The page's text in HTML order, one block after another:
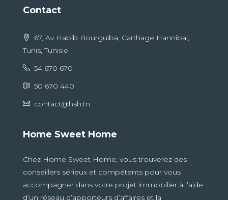
Contact
67, Av Habib Bourguiba, Carthage Hannibal,
Tunis, Tunisie
54 670 670
50 670 440
contact@hsh.tn
Home Sweet Home
Chez Home Sweet Home, vous trouverez des
conseillers sérieux et compétents pour vous
accompagner dans votre projet immobilier à l’aide
d’un réseau d’apporteurs d’affaires et la